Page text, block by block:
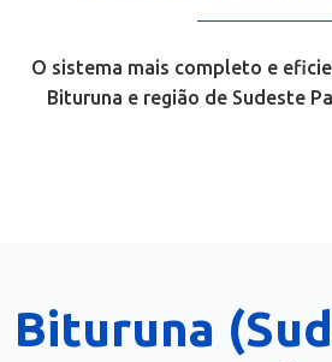
O sistema mais completo e
Bituruna e região de Sudeste
Bituruna